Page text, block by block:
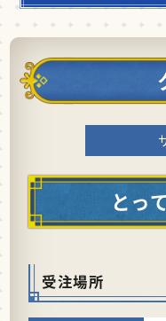
とっ
受注場所